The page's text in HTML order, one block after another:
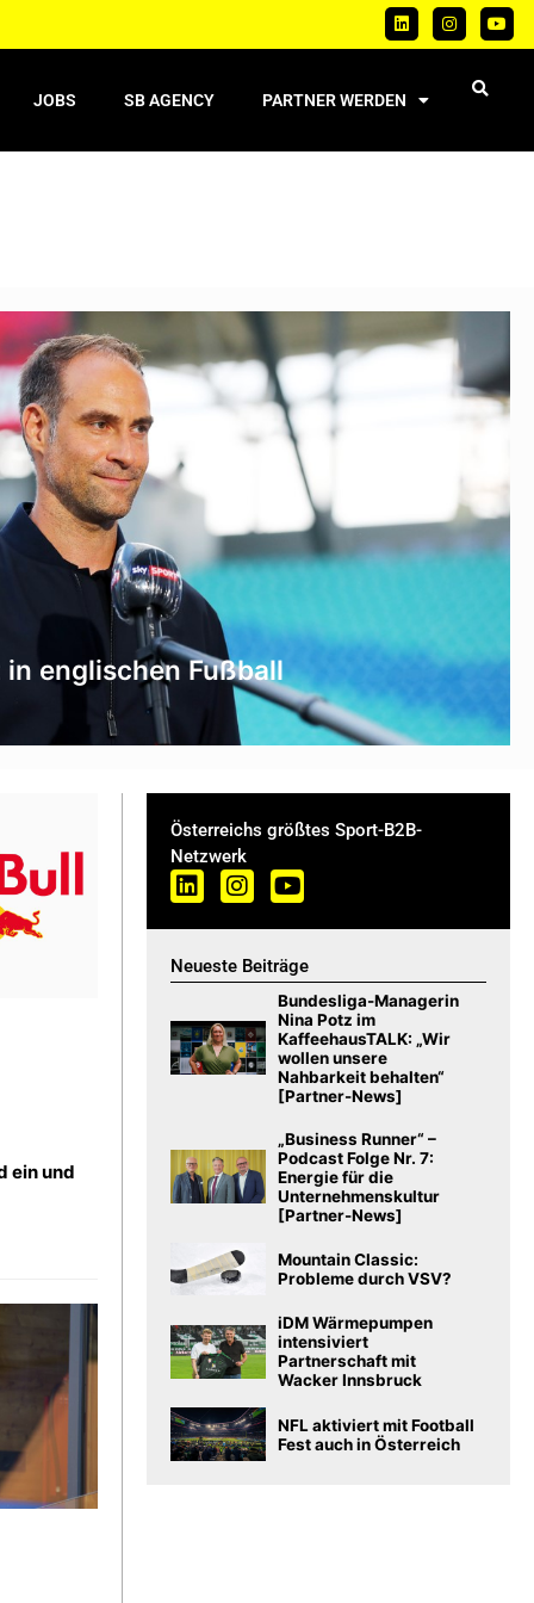
JOBS SB AGENCY PARTNER WERDEN
englischen Fußball
ein und
Österreichs größtes Sport-B2B-
Netzwerk
Neueste Beiträge
Bundesliga-Managerin
Nina Potz im
KaffeehausTALK: „Wir
wollen unsere
Nahbarkeit behalten“
[Partner-News]
„Business Runner“ –
Podcast Folge Nr. 7:
Energie für die
Unternehmenskultur
[Partner-News]
Mountain Classic:
Probleme durch VSV?
iDM Wärmepumpen
intensiviert
Partnerschaft mit
Wacker Innsbruck
NFL aktiviert mit Football
Fest auch in Österreich